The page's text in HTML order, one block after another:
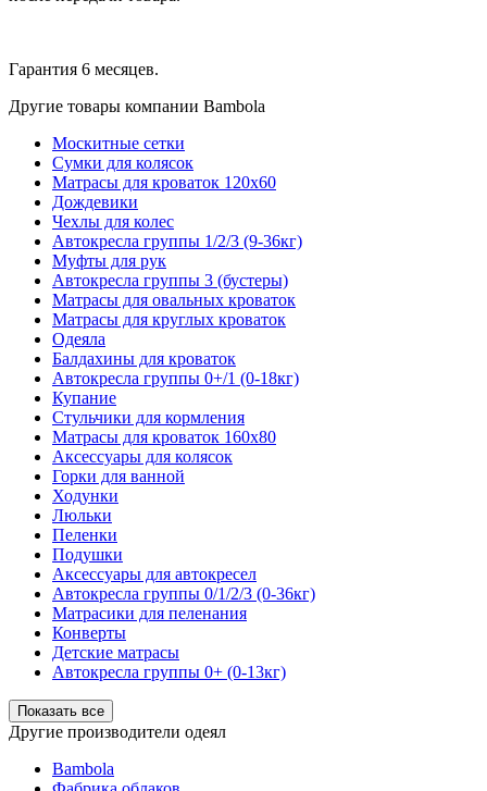
Гарантия 6 месяцев.
Другие товары компании Bambola
Москитные сетки
Сумки для колясок
Матрасы для кроваток 120х60
Дождевики
Чехлы для колес
Автокресла группы 1/2/3 (9-36кг)
Муфты для рук
Автокресла группы 3 (бустеры)
Матрасы для овальных кроваток
Матрасы для круглых кроваток
Одеяла
Балдахины для кроваток
Автокресла группы 0+/1 (0-18кг)
Купание
Стульчики для кормления
Матрасы для кроваток 160х80
Аксессуары для колясок
Горки для ванной
Ходунки
Люльки
Пеленки
Подушки
Аксессуары для автокресел
Автокресла группы 0/1/2/3 (0-36кг)
Матрасики для пеленания
Конверты
Детские матрасы
Автокресла группы 0+ (0-13кг)
Показать все
Другие производители одеял
Bambola